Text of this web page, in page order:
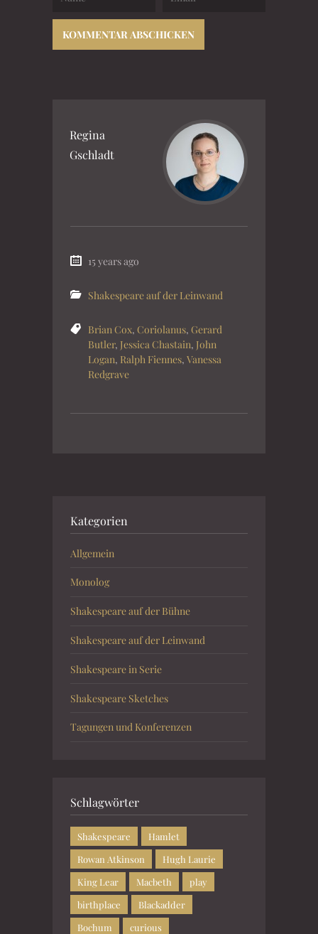
Regina
Gschladt
15 years ago
Shakespeare auf der Leinwand
Brian Cox, Coriolanus, Gerard
Butler, Jessica Chastain, John
Logan, Ralph Fiennes, Vanessa
Redgrave
Kategorien
Allgemein
Monolog
Shakespeare auf der Bühne
Shakespeare auf der Leinwand
Shakespeare in Serie
Shakespeare Sketches
Tagungen und Konferenzen
Schlagwörter
Shakespeare
Hamlet
Rowan Atkinson
Hugh Laurie
King Lear
Macbeth
play
birthplace
Blackadder
Bochum
curious